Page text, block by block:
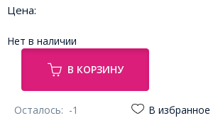
Цена:
Нет в наличии
В КОРЗИНУ
Осталось: -1 В избранное